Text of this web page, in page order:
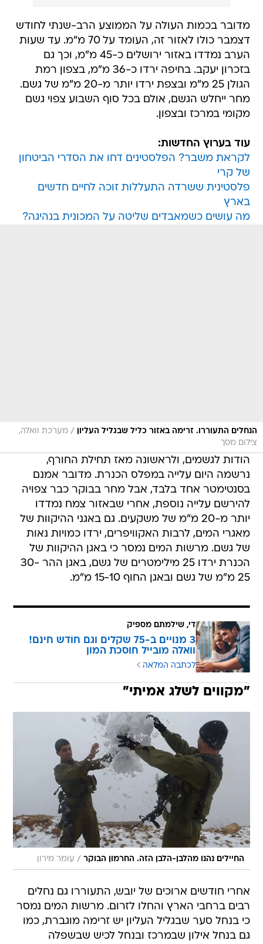
מדובר בכמות העולה על הממוצע הרב-שנתי לחודש
דצמבר כולו לאזור זה, העומד על 70 מ"מ. עד שעות
הערב נמדדו באזור ירושלים כ-45 מ"מ, וכך גם
בזכרון יעקב. בחיפה ירדו כ-36 מ"מ, בצפון רמת
הגולן 25 מ"מ ובצפת ירדו יותר מ-20 מ"מ של גשם.
מחר ייחלש הגשם, אולם בכל סוף השבוע צפוי גשם
מקומי במרכז ובצפון.
עוד בערוץ החדשות:
לקראת משבר? הפלסטינים דחו את הסדרי הביטחון
של קרי
פלסטינית ששרדה התעללות זוכה לחיים חדשים
בארץ
מה עושים כשמאבדים שליטה על המכונית בנהיגה?
הנחלים התעוררו. זרימה באזור כליל שבגליל העליון / מערכת וואלה,
צילום מסך
הודות לגשמים, ולראשונה מאז תחילת החורף,
נרשמה היום עלייה במפלס הכנרת. מדובר אמנם
בסנטימטר אחד בלבד, אבל מחר בבוקר כבר צפויה
להירשם עלייה נוספת, אחרי שבאזור צמח נמדדו
יותר מ-20 מ"מ של משקעים. גם באגני ההיקוות של
מאגרי המים, לרבות האקוויפרים, ירדו כמויות נאות
של גשם. מרשות המים נמסר כי באגן ההיקוות של
הכנרת ירדו 25 מילימטרים של גשם, באגן ההר 30-
25 מ"מ של גשם ובאגן החוף 15-10 מ"מ.
די, שילמתם מספיק
3 מנויים ב-75 שקלים וגם חודש חינם!
וואלה מובייל חוסכת המון
לכתבה המלאה
"מקווים לשלג אמיתי"
החיילים נהנו מהלבן-הלבן הזה. החרמון הבוקר / עומר מירון
אחרי חודשים ארוכים של יובש, התעוררו גם נחלים
רבים ברחבי הארץ והחלו לזרום. מרשות המים נמסר
כי בנחל סער שבגליל העליון יש זרימה מוגברת, כמו
גם בנחל אילון שבמרכז ובנחל לכיש שבשפלה